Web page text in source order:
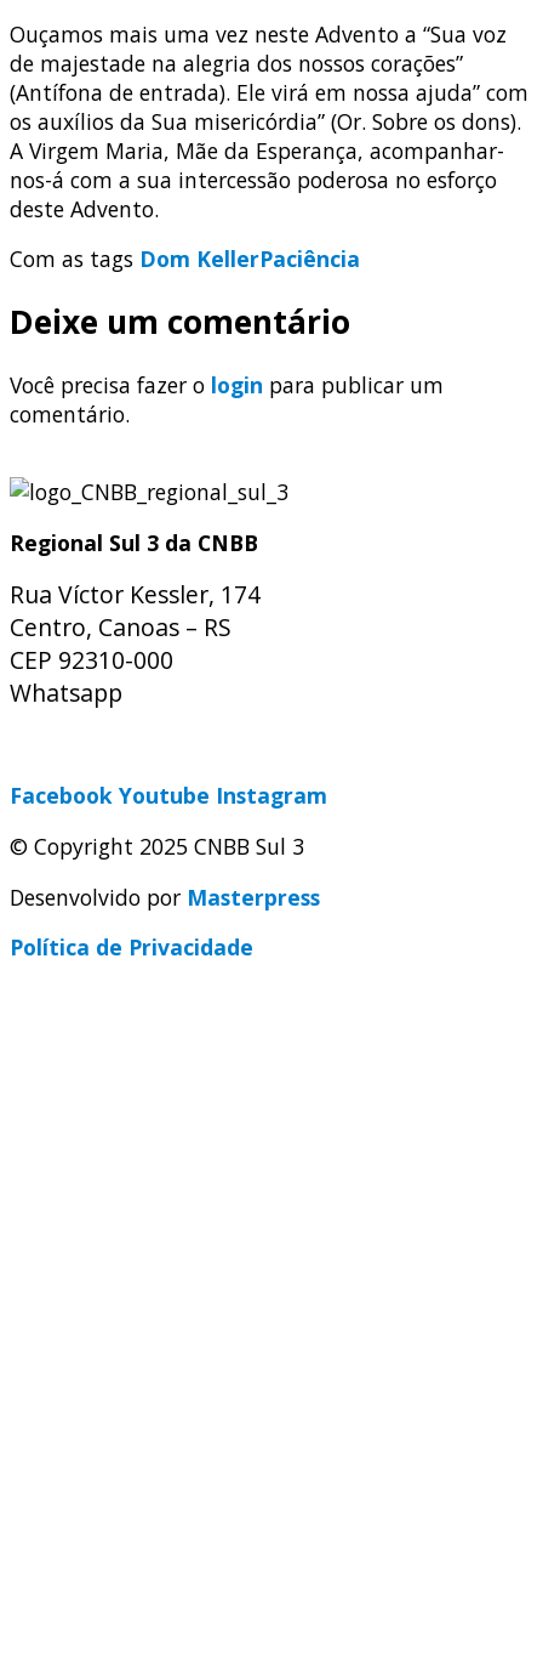
Ouçamos mais uma vez neste Advento a “Sua voz
de majestade na alegria dos nossos corações”
(Antífona de entrada). Ele virá em nossa ajuda” com
os auxílios da Sua misericórdia” (Or. Sobre os dons).
A Virgem Maria, Mãe da Esperança, acompanhar-
nos-á com a sua intercessão poderosa no esforço
deste Advento.
Com as tags Dom KellerPaciência
Deixe um comentário
Você precisa fazer o login para publicar um
comentário.
Regional Sul 3 da CNBB
Rua Víctor Kessler, 174
Centro, Canoas – RS
CEP 92310-000
Whatsapp
Facebook Youtube Instagram
© Copyright 2025 CNBB Sul 3
Desenvolvido por Masterpress
Política de Privacidade